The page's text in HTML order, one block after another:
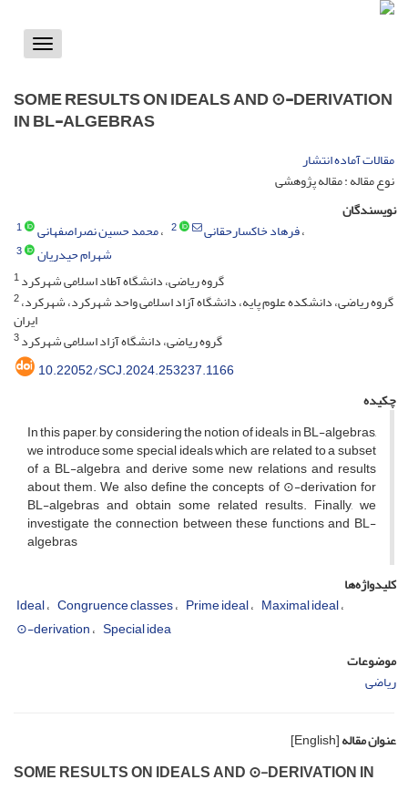
Toggle
SOME RESULTS ON IDEALS AND ⊙-DERIVATION
IN BL-ALGEBRAS
مقالات آماده انتشار
نوع مقاله : مقاله پژوهشی
نویسندگان
محمد حسین نصراصفهانی
1 فرهاد خاکسارحقانی 2
شهرام حیدریان
3
1گروه ریاضی، دانشگاه آطاد اسلامی شهرکرد
2
ایران
3گروه ریاضی، دانشگاه آزاد اسلامی شهرکرد
10.22052/SCJ.2024.253237.1166
چکیده
In this paper, by considering the notion of ideals in BL-algebras,
we introduce some special ideals which are related to a subset
of a BL-algebra and derive some new relations and results
about them. We also define the concepts of ⊙-derivation for
BL-algebras and obtain some related results. Finally, we
investigate the connection between these functions and BL-
algebras
کلیدواژه‌ها
Ideal Congruence classes Prime ideal Maximal ideal
⊙-derivation Special idea
موضوعات
ریاضی
عنوان مقاله[English]
SOME RESULTS ON IDEALS AND ⊙-DERIVATION IN